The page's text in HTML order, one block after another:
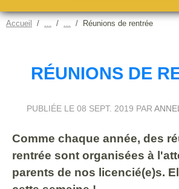
Accueil Réunions de rentrée
RÉUNIONS DE
PUBLIÉE LE 08 SEPT. 2019 PAR
Comme chaque année, des
rentrée sont organisées à
parents de nos licencié(e)s.